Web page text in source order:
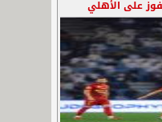
على الأهلي